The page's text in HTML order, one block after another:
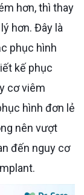
hơn, thì thay
hơn. Đây là
phục hình
kế phục
cơ viêm
hình đơn lẻ
nên vượt
đến nguy cơ